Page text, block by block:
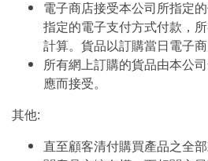
電子商店接受本公司所指定
指定的電子支付方式付款，
計算。貨品以訂購當日電子商
所有網上訂購的貨品由本公
應而接受。
其他:
直至顧客清付購買產品之全